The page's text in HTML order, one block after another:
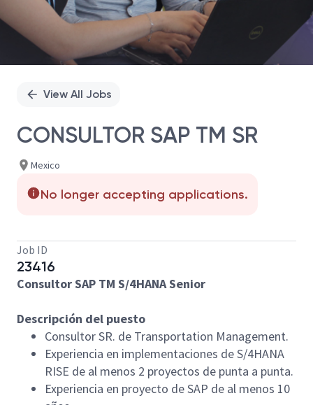
View All Jobs
CONSULTOR SAP TM SR
Mexico
No longer accepting applications.
Job ID
23416
Consultor SAP TM S/4HANA Senior
Descripción del puesto
Consultor SR. de Transportation Management.
Experiencia en implementaciones de S/4HANA
RISE de al menos 2 proyectos de punta a punta.
Experiencia en proyecto de SAP de al menos 10